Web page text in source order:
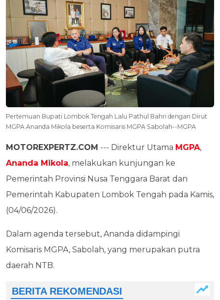
Pertemuan Bupati Lombok Tengah Lalu Pathul Bahri dengan Dirut
MGPA Ananda Mikola beserta Komisaris MGPA Sabolah--MGPA
MOTOREXPERTZ.COM --- Direktur Utama MGPA,
Ananda Mikola, melakukan kunjungan ke
Pemerintah Provinsi Nusa Tenggara Barat dan
Pemerintah Kabupaten Lombok Tengah pada Kamis,
(04/06/2026).
Dalam agenda tersebut, Ananda didampingi
Komisaris MGPA, Sabolah, yang merupakan putra
daerah NTB.